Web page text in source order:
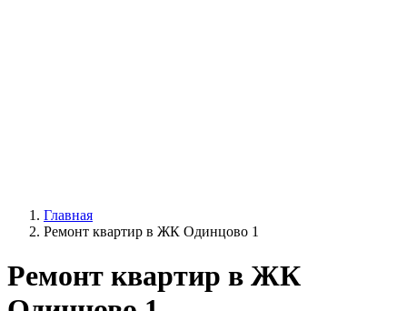
Главная
Ремонт квартир в ЖК Одинцово 1
Ремонт квартир в ЖК